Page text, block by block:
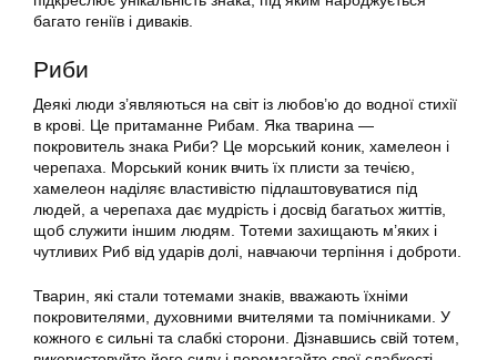
багато геніїв і диваків.
Риби
Деякі люди з’являються на світ із любов’ю до водної стихії
в крові. Це притаманне Рибам. Яка тварина —
покровитель знака Риби? Це морський коник, хамелеон і
черепаха. Морський коник вчить їх плисти за течією,
хамелеон наділяє властивістю підлаштовуватися під
людей, а черепаха дає мудрість і досвід багатьох життів,
щоб служити іншим людям. Тотеми захищають м’яких і
чутливих Риб від ударів долі, навчаючи терпіння і доброти.
Тварин, які стали тотемами знаків, вважають їхніми
покровителями, духовними вчителями та помічниками. У
кожного є сильні та слабкі сторони. Дізнавшись свій тотем,